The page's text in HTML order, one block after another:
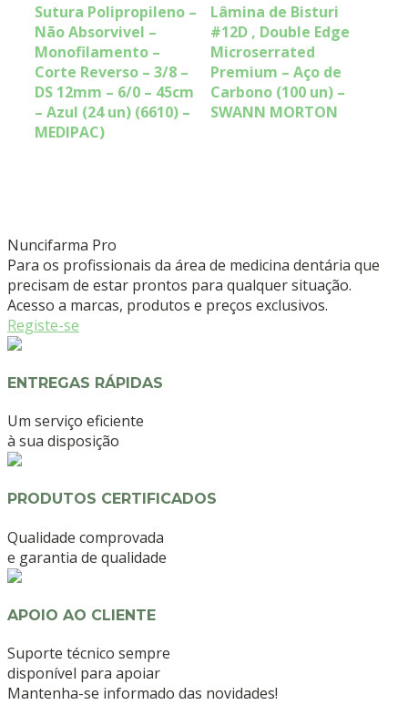
Sutura Polipropileno –
Não Absorvivel –
Monofilamento –
Corte Reverso – 3/8 –
DS 12mm – 6/0 – 45cm
– Azul (24 un) (6610) –
MEDIPAC)
Lâmina de Bisturi
#12D , Double Edge
Microserrated
Premium – Aço de
Carbono (100 un) –
SWANN MORTON
Nuncifarma Pro
Para os profissionais da área de medicina dentária que
precisam de estar prontos para qualquer situação.
Acesso a marcas, produtos e preços exclusivos.
Registe-se
ENTREGAS RÁPIDAS
Um serviço eficiente
à sua disposição
PRODUTOS CERTIFICADOS
Qualidade comprovada
e garantia de qualidade
APOIO AO CLIENTE
Suporte técnico sempre
disponível para apoiar
Mantenha-se informado das novidades!